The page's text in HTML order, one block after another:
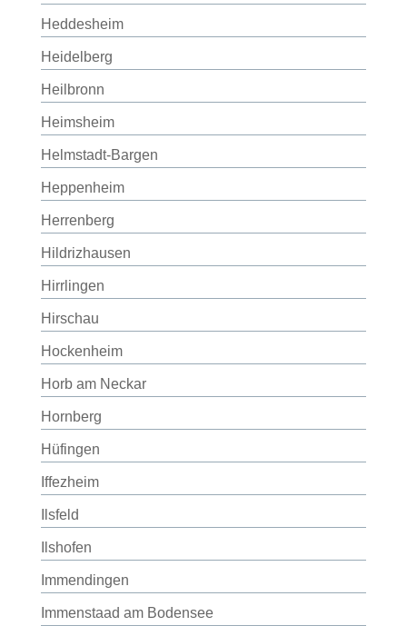
Heddesheim
Heidelberg
Heilbronn
Heimsheim
Helmstadt-Bargen
Heppenheim
Herrenberg
Hildrizhausen
Hirrlingen
Hirschau
Hockenheim
Horb am Neckar
Hornberg
Hüfingen
Iffezheim
Ilsfeld
Ilshofen
Immendingen
Immenstaad am Bodensee